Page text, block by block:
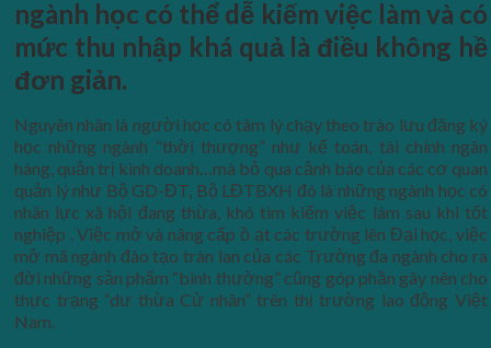
ngành học có thể dễ kiếm việc làm và có
mức thu nhập khá quả là điều không hề
đơn giản.
Nguyên nhân là người học có tâm lý chạy theo trào lưu đăng ký
học những ngành “thời thượng” như kế toán, tài chính ngân
hàng, quản trị kinh doanh…mà bỏ qua cảnh báo của các cơ quan
quản lý như Bộ GD-ĐT, Bộ LĐTBXH đó là những ngành học có
nhân lực xã hội đang thừa, khó tìm kiếm việc làm sau khi tốt
nghiệp . Việc mở và nâng cấp ồ ạt các trường lên Đại học, việc
mở mã ngành đào tạo tràn lan của các Trường đa ngành cho ra
đời những sản phẩm “bình thường” cũng góp phần gây nên cho
thực trạng “dư thừa Cử nhân” trên thị trường lao động Việt
Nam.